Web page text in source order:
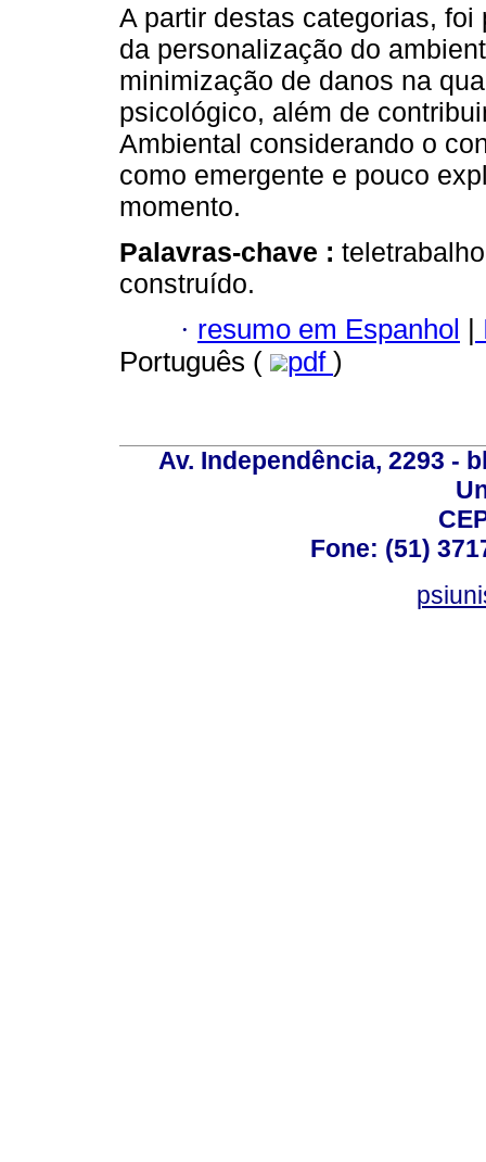
A partir destas categorias,
da personalização do
minimização de danos na
psicológico, além de
Ambiental considerando o
como emergente e pouco
momento.
Palavras-chave :
construído.
· resumo em Espanhol
Português (
pdf )
Av. Independência, 2293 -
Fone: (51)